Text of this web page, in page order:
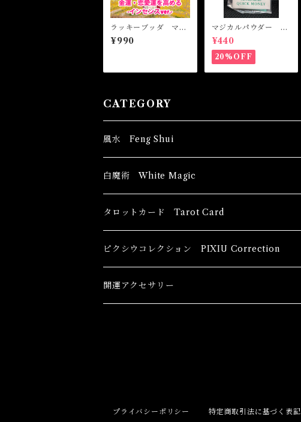
ラッキーブッダ マジ
カルスティックインセ
ンス LUCKY BUD
¥990
マジカルパウダー ク
イックマネー Magic
al Powder QUICK
MONEY
¥440
20%OFF
CATEGORY
風水 Feng Shui
ブッダ Buddha
恋愛運
健康運 Health
金運 Money
白魔術 White Magic
香油 Oils
恋愛 Love
金運 Money
裁判 Trial
キャンドル Candles
恋愛 Love
線香 Stick Incense
タロットカード Tarot Card
初心者向け For The Beginners
中級者向け
ピクシウコレクション PIXIU Correction
開運アクセサリー
プライバシーポリシー 特定商取引法に基づく表記